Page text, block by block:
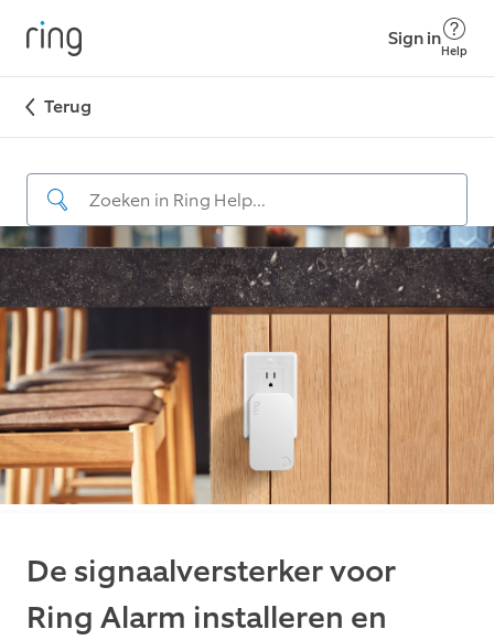
Sign in
Help
Terug
De signaalversterker voor
Ring Alarm installeren en